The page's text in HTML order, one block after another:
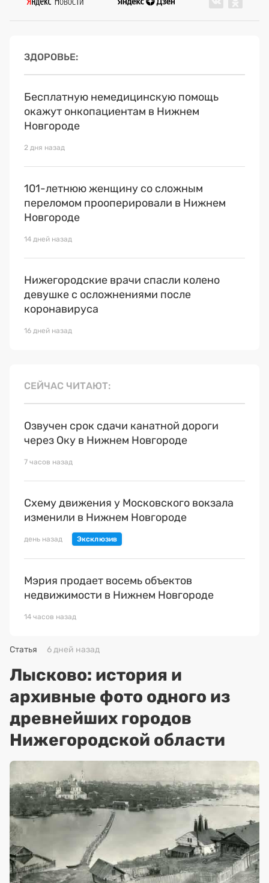
ЗДОРОВЬЕ
Бесплатную немедицинскую помощь
окажут онкопациентам в Нижнем
Новгороде
2 дня назад
101-летнюю женщину со сложным
переломом прооперировали в Нижнем
Новгороде
14 дней назад
Нижегородские врачи спасли колено
девушке с осложнениями после
коронавируса
16 дней назад
СЕЙЧАС ЧИТАЮТ
Озвучен срок сдачи канатной дороги
через Оку в Нижнем Новгороде
7 часов назад
Схему движения у Московского вокзала
изменили в Нижнем Новгороде
день назад
Мэрия продает восемь объектов
недвижимости в Нижнем Новгороде
14 часов назад
Статья 6 дней назад
Лысково: история и
архивные фото одного из
древнейших городов
Нижегородской области